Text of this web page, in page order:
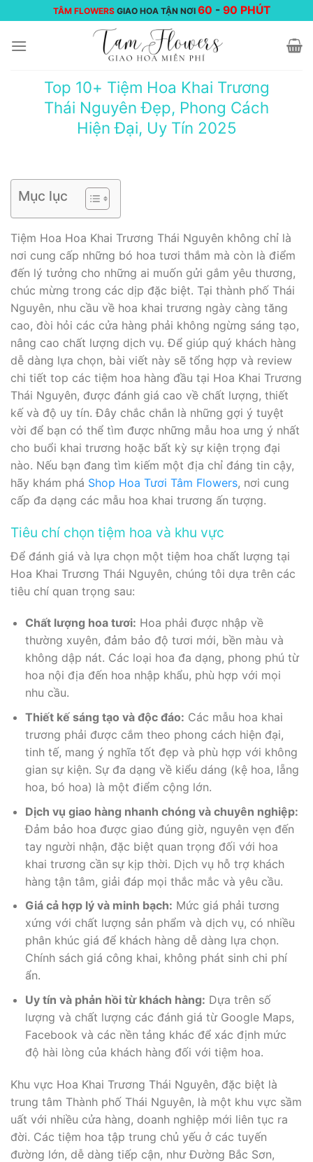
đến
nội
TÂM FLOWERS GIAO HOA TẬN NƠI 60 -90 PHÚT
Top 10+ Tiệm Hoa Khai Trương
Thái Nguyên Đẹp, Phong Cách
Hiện Đại, Uy Tín 2025
Mục lục
Tiệm Hoa Hoa Khai Trương Thái Nguyên không chỉ là
nơi cung cấp những bó hoa tươi thắm mà còn là điểm
đến lý tưởng cho những ai muốn gửi gắm yêu thương,
chúc mừng trong các dịp đặc biệt. Tại thành phố Thái
Nguyên, nhu cầu về hoa khai trương ngày càng tăng
cao, đòi hỏi các cửa hàng phải không ngừng sáng tạo,
nâng cao chất lượng dịch vụ. Để giúp quý khách hàng
dễ dàng lựa chọn, bài viết này sẽ tổng hợp và review
chi tiết top các tiệm hoa hàng đầu tại Hoa Khai Trương
Thái Nguyên, được đánh giá cao về chất lượng, thiết
kế và độ uy tín. Đây chắc chắn là những gợi ý tuyệt
vời để bạn có thể tìm được những mẫu hoa ưng ý nhất
cho buổi khai trương hoặc bất kỳ sự kiện trọng đại
nào. Nếu bạn đang tìm kiếm một địa chỉ đáng tin cậy,
hãy khám phá Shop Hoa Tươi Tâm Flowers, nơi cung
cấp đa dạng các mẫu hoa khai trương ấn tượng.
Tiêu chí chọn tiệm hoa và khu vực
Để đánh giá và lựa chọn một tiệm hoa chất lượng tại
Hoa Khai Trương Thái Nguyên, chúng tôi dựa trên các
tiêu chí quan trọng sau:
Chất lượng hoa tươi: Hoa phải được nhập về
thường xuyên, đảm bảo độ tươi mới, bền màu và
không dập nát. Các loại hoa đa dạng, phong phú từ
hoa nội địa đến hoa nhập khẩu, phù hợp với mọi
nhu cầu.
Thiết kế sáng tạo và độc đáo: Các mẫu hoa khai
trương phải được cắm theo phong cách hiện đại,
tinh tế, mang ý nghĩa tốt đẹp và phù hợp với không
gian sự kiện. Sự đa dạng về kiểu dáng (kệ hoa, lẵng
hoa, bó hoa) là một điểm cộng lớn.
Dịch vụ giao hàng nhanh chóng và chuyên nghiệp:
Đảm bảo hoa được giao đúng giờ, nguyên vẹn đến
tay người nhận, đặc biệt quan trọng đối với hoa
khai trương cần sự kịp thời. Dịch vụ hỗ trợ khách
hàng tận tâm, giải đáp mọi thắc mắc và yêu cầu.
Giá cả hợp lý và minh bạch: Mức giá phải tương
xứng với chất lượng sản phẩm và dịch vụ, có nhiều
phân khúc giá để khách hàng dễ dàng lựa chọn.
Chính sách giá công khai, không phát sinh chi phí
ẩn.
Uy tín và phản hồi từ khách hàng: Dựa trên số
lượng và chất lượng các đánh giá từ Google Maps,
Facebook và các nền tảng khác để xác định mức
độ hài lòng của khách hàng đối với tiệm hoa.
Khu vực Hoa Khai Trương Thái Nguyên, đặc biệt là
trung tâm Thành phố Thái Nguyên, là một khu vực sầm
uất với nhiều cửa hàng, doanh nghiệp mới liên tục ra
đời. Các tiệm hoa tập trung chủ yếu ở các tuyến
đường lớn, dễ dàng tiếp cận, như Đường Bắc Sơn,